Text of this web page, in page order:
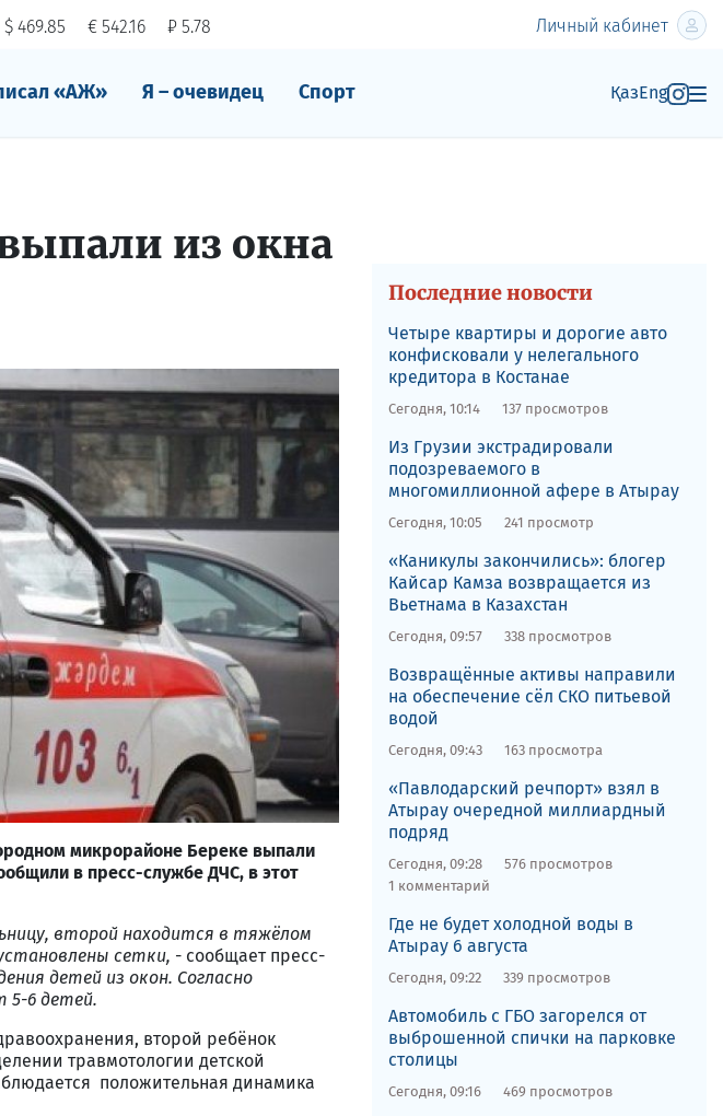
$ 469.85 € 542.16 ₽ 5.78 Личный кабинет
«АЖ» Я – очевидец Спорт ҚазEng
из окна
микрорайоне Береке выпали
в пресс-службе ДЧС, в этот
у, второй находится в тяжёлом
сетки, - сообщает пресс-
детей из окон. Согласно
5-6 детей.
второй ребёнок
травмотологии детской
положительная динамика
Последние новости
Четыре квартиры и дорогие авто
конфисковали у нелегального
кредитора в Костанае
Сегодня, 10:14 137 просмотров
Из Грузии экстрадировали
подозреваемого в
многомиллионной афере в Атырау
Сегодня, 10:05 241 просмотр
«Каникулы закончились»: блогер
Кайсар Камза возвращается из
Вьетнама в Казахстан
Сегодня, 09:57 338 просмотров
Возвращённые активы направили
на обеспечение сёл СКО питьевой
водой
Сегодня, 09:43 163 просмотра
​«Павлодарский речпорт» взял в
Атырау очередной миллиардный
подряд
Сегодня, 09:28
576 просмотров
1 комментарий
Где не будет холодной воды в
Атырау 6 августа
Сегодня, 09:22 339 просмотров
Автомобиль с ГБО загорелся от
выброшенной спички на парковке
столицы
Сегодня, 09:16 469 просмотров